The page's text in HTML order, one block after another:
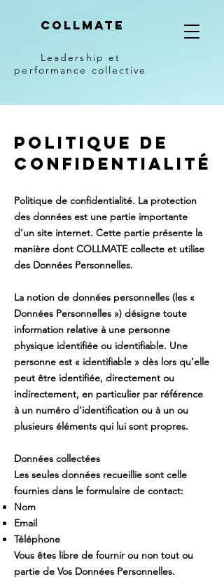
COLLMATE
Leadership et
performance collective
Politique de
confidentialité
Politique de confidentialité. La protection
des données est une partie importante
d’un site internet. Cette partie présente la
manière dont COLLMATE collecte et utilise
des Données Personnelles.
La notion de données personnelles (les «
Données Personnelles ») désigne toute
information relative à une personne
physique identifiée ou identifiable. Une
personne est « identifiable » dès lors qu’elle
peut être identifiée, directement ou
indirectement, en particulier par référence
à un numéro d’identification ou à un ou
plusieurs éléments qui lui sont propres.
Données collectées
Les seules données recueillie sont celle
fournies dans le formulaire de contact:
Nom
Email
Téléphone
Vous êtes libre de fournir ou non tout ou
partie de Vos Données Personnelles.